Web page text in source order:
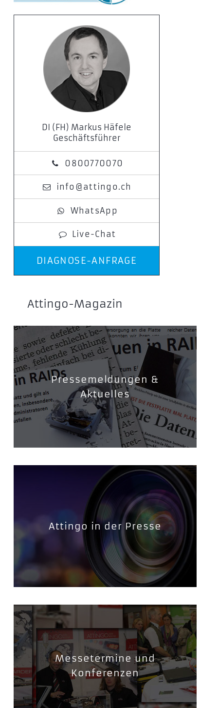
DI (FH) Markus Häfele
Geschäftsführer
0800770070
info@attingo.ch
WhatsApp
Live-Chat
DIAGNOSE-ANFRAGE
Attingo-Magazin
Pressemeldungen &
Aktuelles
Attingo in der Presse
Messetermine und
Konferenzen